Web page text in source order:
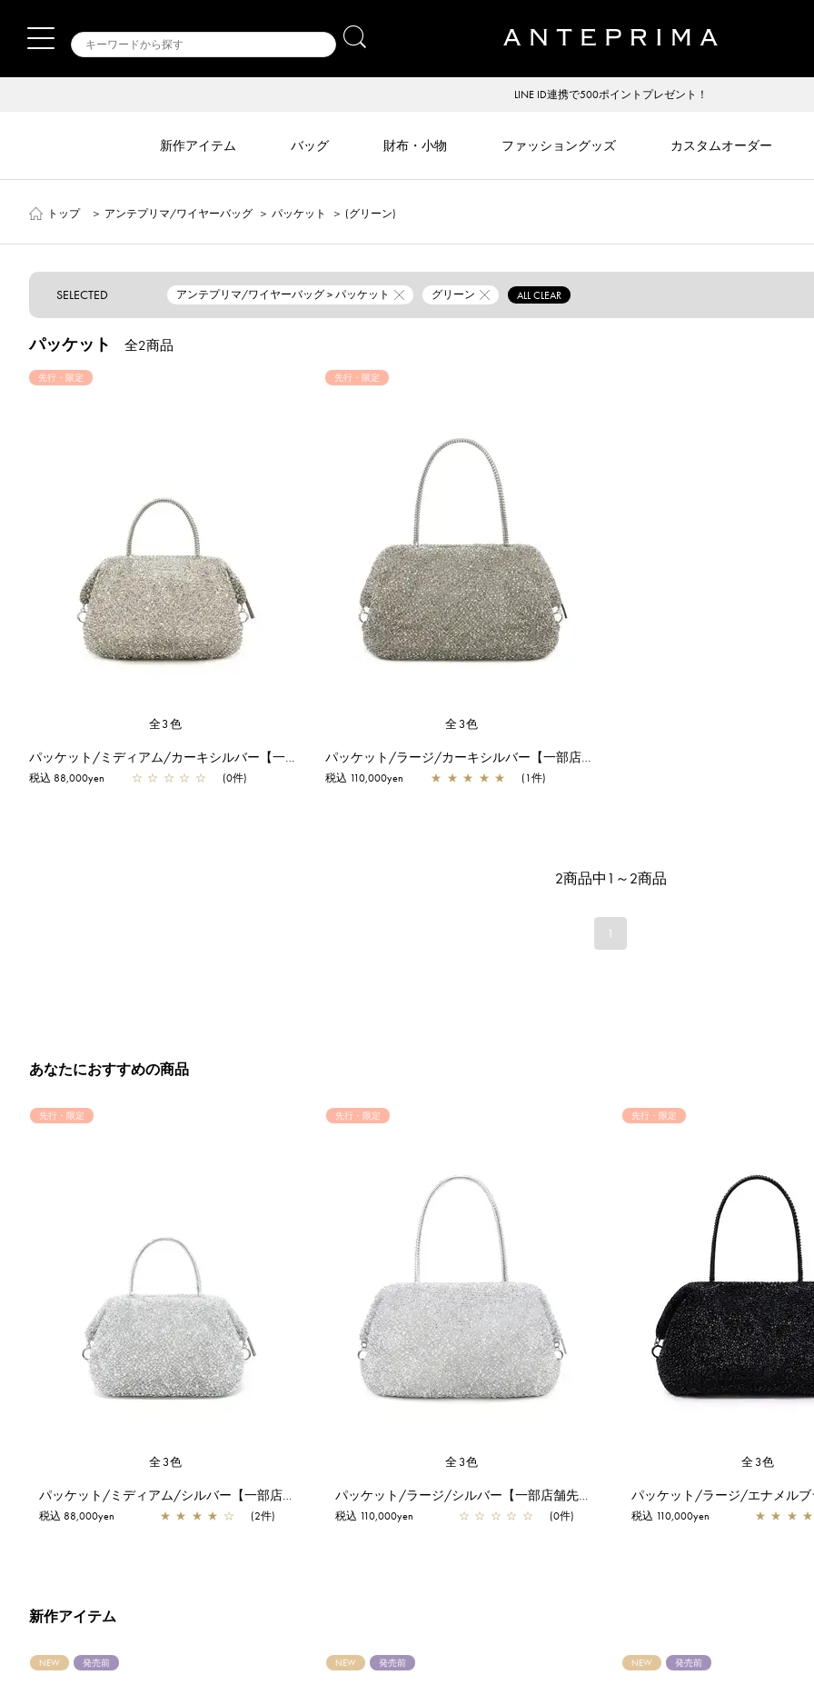
LINE ID連携で500ポイントプレゼント！
新作アイテム バッグ 財布・小物 ファッショングッズ カスタムオーダー
トップ ＞ アンテプリマ/ワイヤーバッグ ＞ パッケット ＞ (グリーン)
SELECTED アンテプリマ/ワイヤーバッグ > パッケット グリーン ALL CLEAR
パッケット 全2商品
先行・限定
全3色
パッケット/ミディアム/カーキシルバー【一部店舗先行販売商品】
税込 88,000yen ☆ ☆ ☆ ☆ ☆ (0件)
先行・限定
全3色
パッケット/ラージ/カーキシルバー【一部店舗先行販売商品】
税込 110,000yen ★ ★ ★ ★ ★ (1件)
2商品中1～2商品
1
あなたにおすすめの商品
先行・限定
全3色
パッケット/ミディアム/シルバー【一部店舗先行販売商品】
税込 88,000yen ★ ★ ★ ★ ☆ (2件)
先行・限定
全3色
パッケット/ラージ/シルバー【一部店舗先行販売商品】
税込 110,000yen ☆ ☆ ☆ ☆ ☆ (0件)
先行・限定
全3色
税込 110,000yen ★ ★ ★ ★
新作アイテム
NEW 発売前 NEW 発売前 NEW 発売前